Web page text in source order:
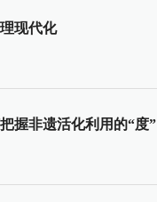
现代化
握非遗活化利用的“度”